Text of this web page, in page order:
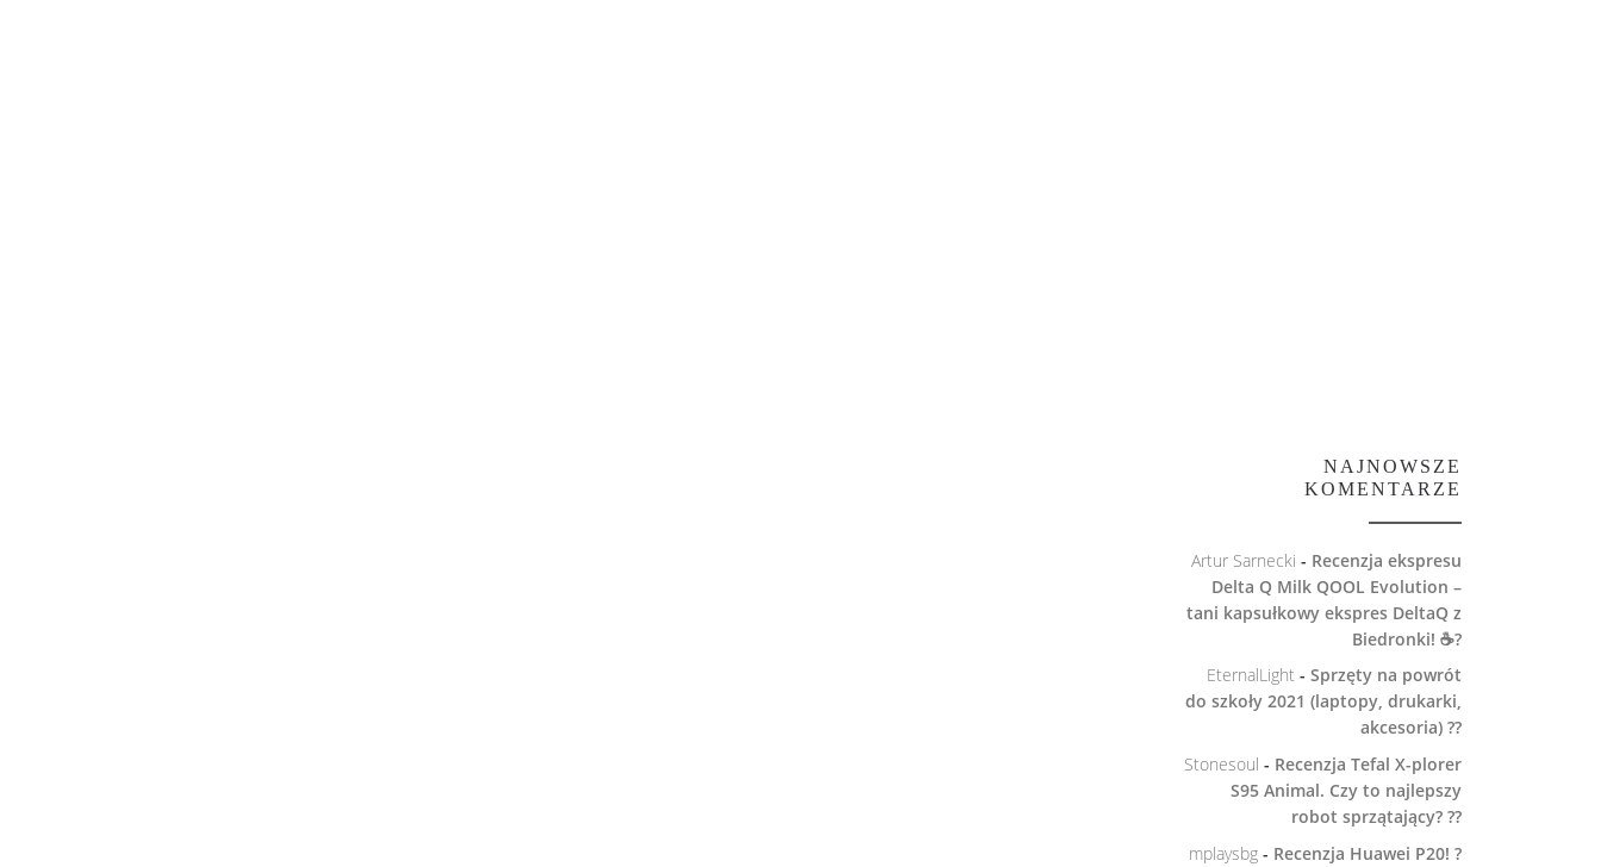
NAJNOWSZE
KOMENTARZE
Artur Sarnecki - Recenzja ekspresu
Delta Q Milk QOOL Evolution –
tani kapsułkowy ekspres DeltaQ z
Biedronki! ☕️?
EternalLight - Sprzęty na powrót
do szkoły 2021 (laptopy, drukarki,
akcesoria) ??
Stonesoul - Recenzja Tefal X-plorer
S95 Animal. Czy to najlepszy
robot sprzątający? ??
mplaysbg - Recenzja Huawei P20! ?